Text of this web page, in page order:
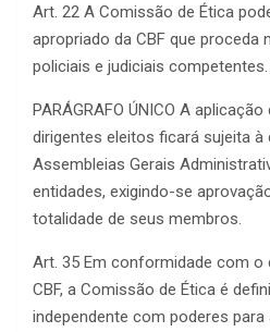
Art. 22 A Comissão de Ética
apropriado da CBF que
policiais e judiciais competentes.
PARÁGRAFO ÚNICO A
dirigentes eleitos ficará sujeita
Assembleias Gerais
entidades, exigindo-se
totalidade de seus membros.
Art. 35 Em conformidade com
CBF, a Comissão de Ética é
independente com poderes